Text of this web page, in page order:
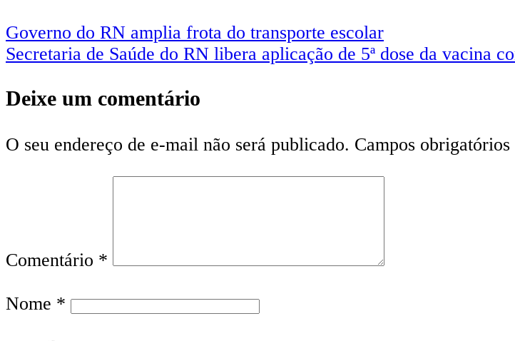
Governo do RN amplia frota do transporte escolar
Secretaria de Saúde do RN libera aplicação de 5ª dose da vacina
Deixe um comentário
O seu endereço de e-mail não será publicado. Campos
Comentário *
Nome *